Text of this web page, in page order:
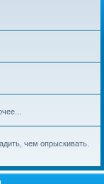
чем опрыскивать.